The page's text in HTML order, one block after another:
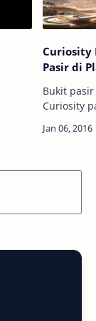
Curiosity
Pasir di
Bukit
Curiosity
Curiosity